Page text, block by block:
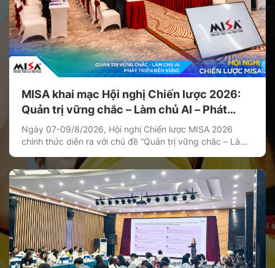
MISA khai mạc Hội nghị Chiến lược 2026:
Quản trị vững chắc – Làm chủ AI – Phát
triển bền vững
Ngày 07-09/8/2026, Hội nghị Chiến lược MISA 2026
chính thức diễn ra với chủ đề “Quản trị vững chắc – Làm
lược thường niên của MISA nhằm thống nhất định hướng
phát triển dài hạn, xác lập các ưu tiên chiến lược […]